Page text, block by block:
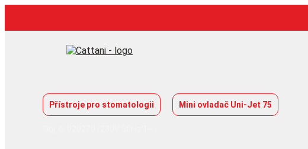
obsah
Přístroje pro stomatologii Mini ovladač Uni-Jet 75